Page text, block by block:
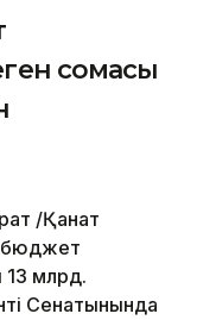
сомасы
/Қанат
бюджет
13 млрд.
Сенатынында